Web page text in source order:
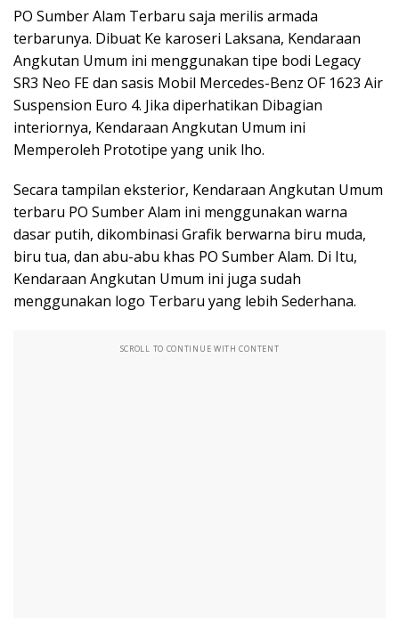
PO Sumber Alam Terbaru saja merilis armada
terbarunya. Dibuat Ke karoseri Laksana, Kendaraan
Angkutan Umum ini menggunakan tipe bodi Legacy
SR3 Neo FE dan sasis Mobil Mercedes-Benz OF 1623 Air
Suspension Euro 4. Jika diperhatikan Dibagian
interiornya, Kendaraan Angkutan Umum ini
Memperoleh Prototipe yang unik lho.
Secara tampilan eksterior, Kendaraan Angkutan Umum
terbaru PO Sumber Alam ini menggunakan warna
dasar putih, dikombinasi Grafik berwarna biru muda,
biru tua, dan abu-abu khas PO Sumber Alam. Di Itu,
Kendaraan Angkutan Umum ini juga sudah
menggunakan logo Terbaru yang lebih Sederhana.
SCROLL TO CONTINUE WITH CONTENT